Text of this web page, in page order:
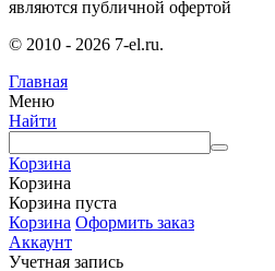
являются публичной офертой
© 2010 - 2026 7-el.ru.
Главная
Меню
Найти
Корзина
Корзина
Корзина пуста
Корзина Оформить заказ
Аккаунт
Учетная запись